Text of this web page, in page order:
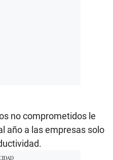
no comprometidos le
año a las empresas solo